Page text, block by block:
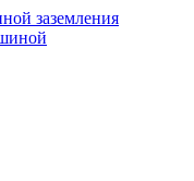
заземления